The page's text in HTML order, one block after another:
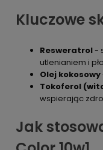
Kluczowe
Resweratrol-
utlenianiem i
Olej kokosowy
Tokoferol
wspierając
Jak